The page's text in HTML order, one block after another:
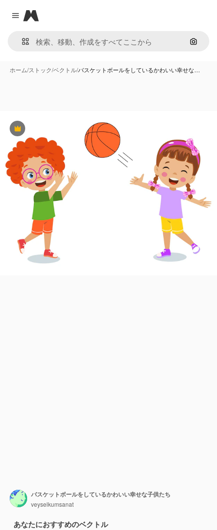
Close menu
Magnific
画像で
ホーム/ストック/ベクトル/バスケットボールをしているかわいい幸せな…
Premium
バスケットボールをしているかわいい幸せな子供たち
veyselkumsanat
あなたにおすすめのベクトル